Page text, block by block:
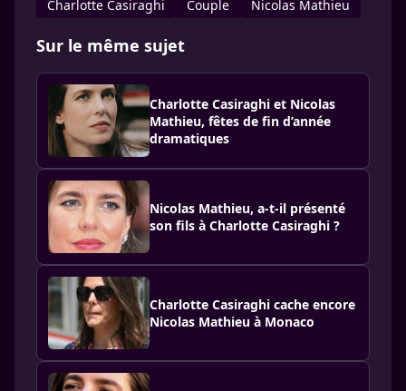
Charlotte Casiraghi
Couple Nicolas Mathieu
Sur le même sujet
Charlotte Casiraghi et Nicolas
Mathieu, fêtes de fin d’année
dramatiques
Nicolas Mathieu, a-t-il présenté
son fils à Charlotte Casiraghi ?
Charlotte Casiraghi cache encore
Nicolas Mathieu à Monaco